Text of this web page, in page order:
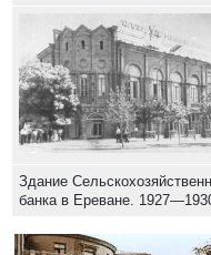
Здание
банка в Ереване.